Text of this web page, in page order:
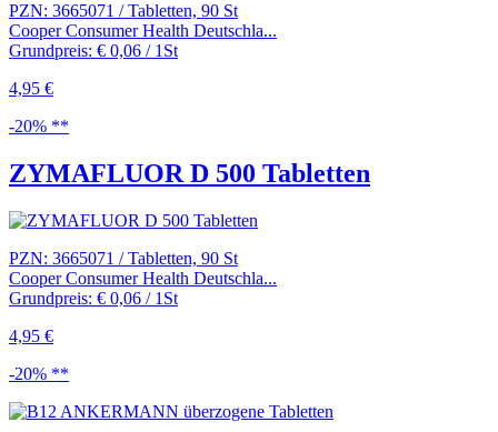
PZN: 3665071 / Tabletten, 90 St
Cooper Consumer Health Deutschla...
Grundpreis: € 0,06 / 1St
4,95 €
-20% **
ZYMAFLUOR D 500 Tabletten
PZN: 3665071 / Tabletten, 90 St
Cooper Consumer Health Deutschla...
Grundpreis: € 0,06 / 1St
4,95 €
-20% **